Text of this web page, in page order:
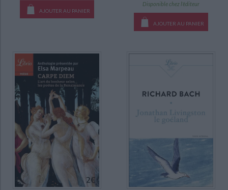
CHARGEMENT...
La ligne verte (8)
Les sept péchés capitaux (7)
DISPONIBILITÉ
epuise (1336)
disponible (599)
a-paraitre (7)
AJOUTER AU PANIER
Disponible chez l'éditeur
AJOUTER AU PANIER